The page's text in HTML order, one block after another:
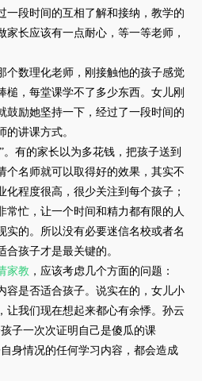
一段时间的互相了解和接纳，教学的
长应该有一点耐心，等一等老师，
数理化老师，刚接触他的孩子感觉
槌，每堂课学不了多少东西。女儿刚
鼓励她坚持一下，经过了一段时间的
的讲课方式。
有的家长以为多花钱，把孩子送到
个名师就可以取得好的效果，其实不
程度很高，很少关注到每个孩子；
常忙，让一个时间和精力都有限的人
实的。所以没有必要迷信名校或者名
孩子才是最关键的。
家教 ，应该考虑几个方面的问题：
是否适合孩子。说实在的，女儿小
让我们现在想起来都心有余悸。孙云
子一次次证明自己是傻瓜的课
身情况的任何学习内容，都会造成